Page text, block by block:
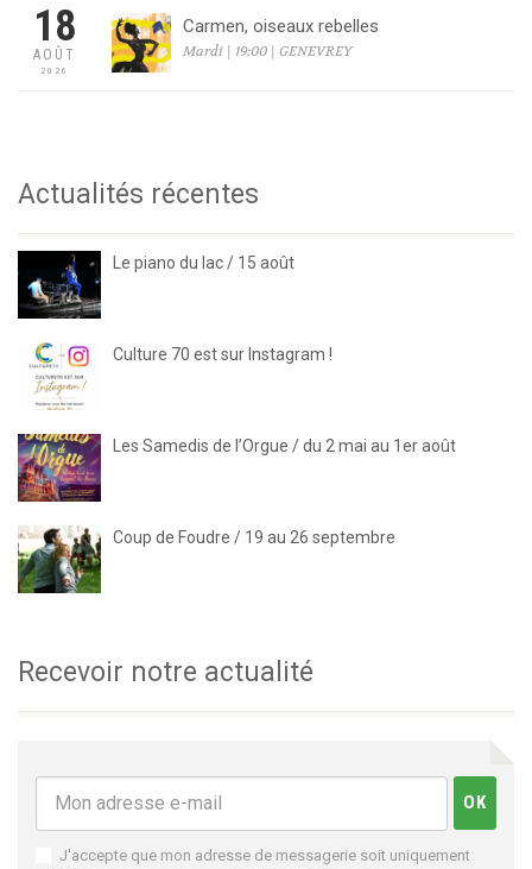
18
AOÛT
2026
Carmen, oiseaux rebelles
Mardi | 19:00 | GENEVREY
Actualités récentes
Le piano du lac / 15 août
Culture 70 est sur Instagram !
Les Samedis de l’Orgue / du 2 mai au 1er août
Coup de Foudre / 19 au 26 septembre
Recevoir notre actualité
J'accepte que mon adresse de messagerie soit uniquement